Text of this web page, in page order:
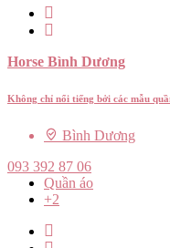
Horse Bình Dương
Không chỉ nổi tiếng bởi các mẫu
Bình Dương
093 392 87 06
Quần áo
+2